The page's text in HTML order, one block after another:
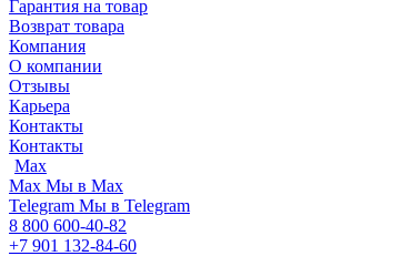
Гарантия на товар
Возврат товара
Компания
О компании
Отзывы
Карьера
Контакты
Контакты
Max
Max Мы в Max
Telegram Мы в Telegram
8 800 600-40-82
+7 901 132-84-60